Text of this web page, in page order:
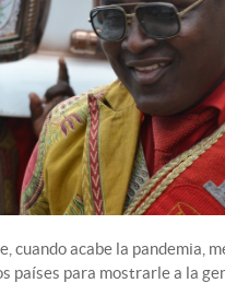
cuando acabe la pandemia,
países para mostrarle a la